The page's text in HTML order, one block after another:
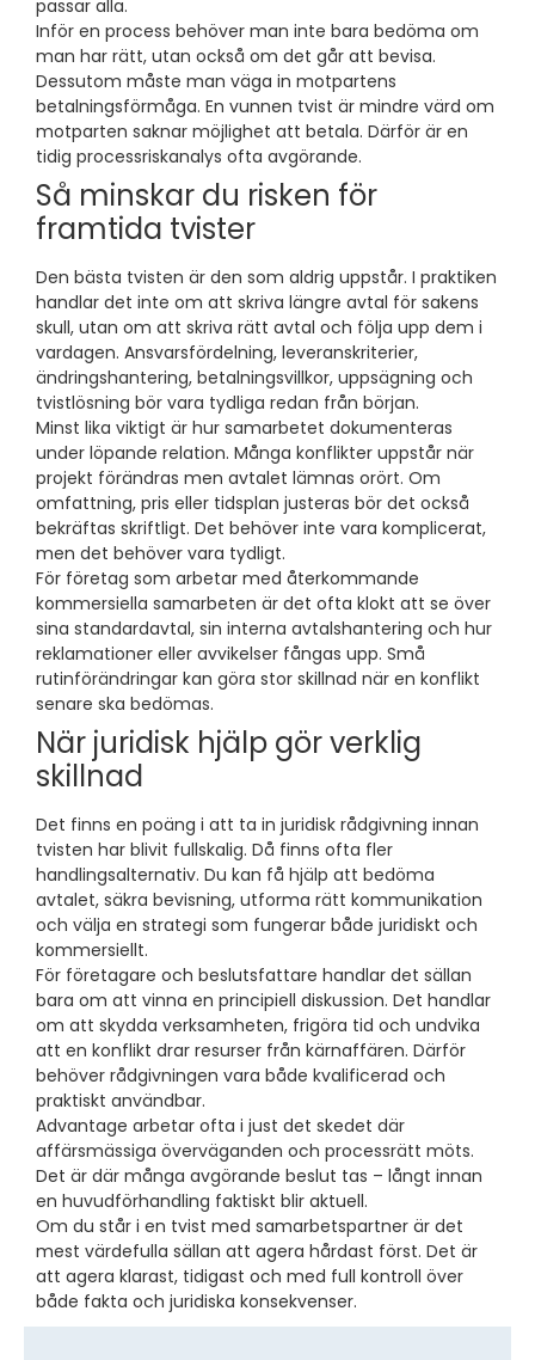
passar alla.
Inför en process behöver man inte bara bedöma om
man har rätt, utan också om det går att bevisa.
Dessutom måste man väga in motpartens
betalningsförmåga. En vunnen tvist är mindre värd om
motparten saknar möjlighet att betala. Därför är en
tidig processriskanalys ofta avgörande.
Så minskar du risken för
framtida tvister
Den bästa tvisten är den som aldrig uppstår. I praktiken
handlar det inte om att skriva längre avtal för sakens
skull, utan om att skriva rätt avtal och följa upp dem i
vardagen. Ansvarsfördelning, leveranskriterier,
ändringshantering, betalningsvillkor, uppsägning och
tvistlösning bör vara tydliga redan från början.
Minst lika viktigt är hur samarbetet dokumenteras
under löpande relation. Många konflikter uppstår när
projekt förändras men avtalet lämnas orört. Om
omfattning, pris eller tidsplan justeras bör det också
bekräftas skriftligt. Det behöver inte vara komplicerat,
men det behöver vara tydligt.
För företag som arbetar med återkommande
kommersiella samarbeten är det ofta klokt att se över
sina standardavtal, sin interna avtalshantering och hur
reklamationer eller avvikelser fångas upp. Små
rutinförändringar kan göra stor skillnad när en konflikt
senare ska bedömas.
När juridisk hjälp gör verklig
skillnad
Det finns en poäng i att ta in juridisk rådgivning innan
tvisten har blivit fullskalig. Då finns ofta fler
handlingsalternativ. Du kan få hjälp att bedöma
avtalet, säkra bevisning, utforma rätt kommunikation
och välja en strategi som fungerar både juridiskt och
kommersiellt.
För företagare och beslutsfattare handlar det sällan
bara om att vinna en principiell diskussion. Det handlar
om att skydda verksamheten, frigöra tid och undvika
att en konflikt drar resurser från kärnaffären. Därför
behöver rådgivningen vara både kvalificerad och
praktiskt användbar.
Advantage arbetar ofta i just det skedet där
affärsmässiga överväganden och processrätt möts.
Det är där många avgörande beslut tas – långt innan
en huvudförhandling faktiskt blir aktuell.
Om du står i en tvist med samarbetspartner är det
mest värdefulla sällan att agera hårdast först. Det är
att agera klarast, tidigast och med full kontroll över
både fakta och juridiska konsekvenser.